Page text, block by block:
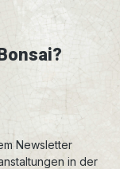
Newsletter
in der